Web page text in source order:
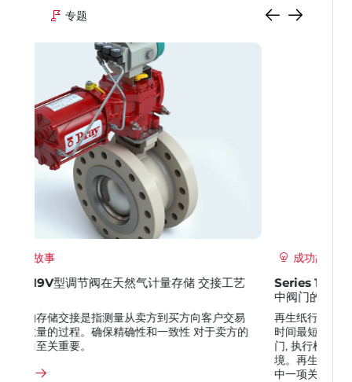
专题
Series 19L 设计方案显著提高了纸浆 和造纸应用
再生纸行业以及其他非常严苛的工况，要求工厂停机
时间最短，从而实现最优效率。这些工艺工 况要求阀
门, 执行机构和流量控制产品必须适应严苛的应用环
境。再生纸工厂生产中，对控制阀 造成最大磨损的其
中一项关键应用处于除渣阶段一利用除砂器和压力筛